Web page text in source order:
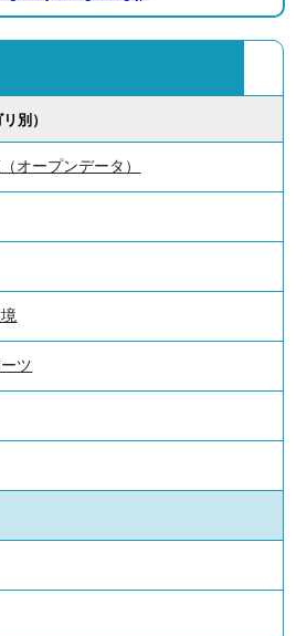
別）
オープンデータ）
ツ